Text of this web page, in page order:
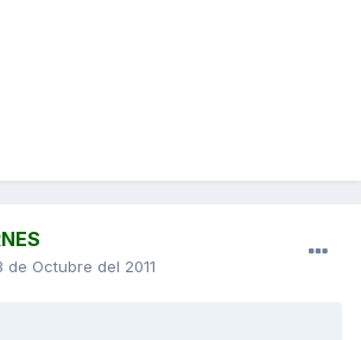
de Octubre del 2011